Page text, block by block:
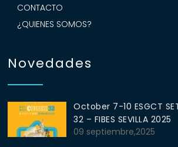
CONTACTO
¿QUIENES SOMOS?
Novedades
October 7-10 ESGCT
32 – FIBES SEVILLA 2025
09 septiembre,2025